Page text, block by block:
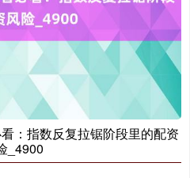
：指数反复拉锯阶段里的配资
_4900